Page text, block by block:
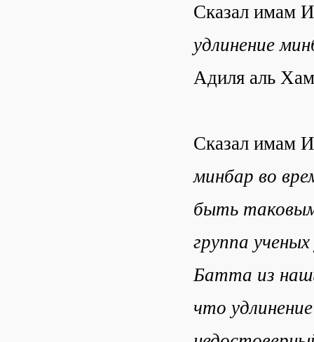
Сказал имам
удлинение
Адиля аль
Сказал имам
минбар во
быть
группа
Батта из
что